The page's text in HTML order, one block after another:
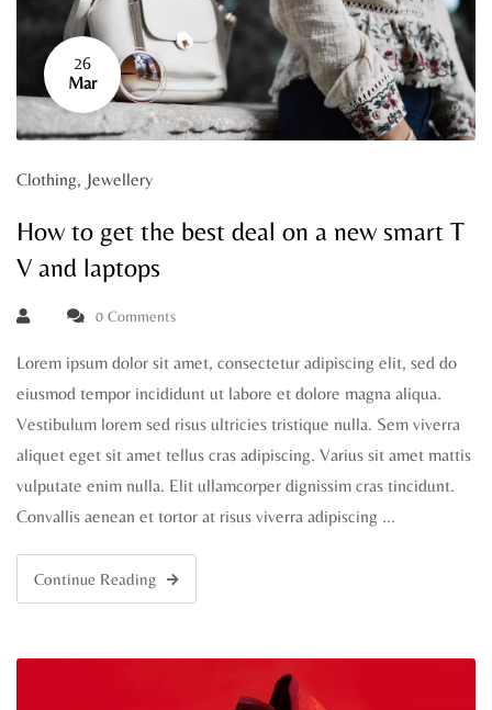
26
Mar
Clothing, Jewellery
How to get the best deal on a new smart T
V and laptops
0 Comments
Lorem ipsum dolor sit amet, consectetur adipiscing elit, sed do
eiusmod tempor incididunt ut labore et dolore magna aliqua.
Vestibulum lorem sed risus ultricies tristique nulla. Sem viverra
aliquet eget sit amet tellus cras adipiscing. Varius sit amet mattis
vulputate enim nulla. Elit ullamcorper dignissim cras tincidunt.
Convallis aenean et tortor at risus viverra adipiscing …
Continue Reading